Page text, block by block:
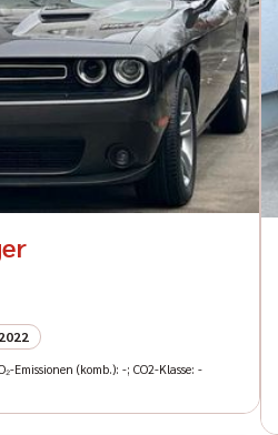
Emissionen (komb.): -; CO2-Klasse: -